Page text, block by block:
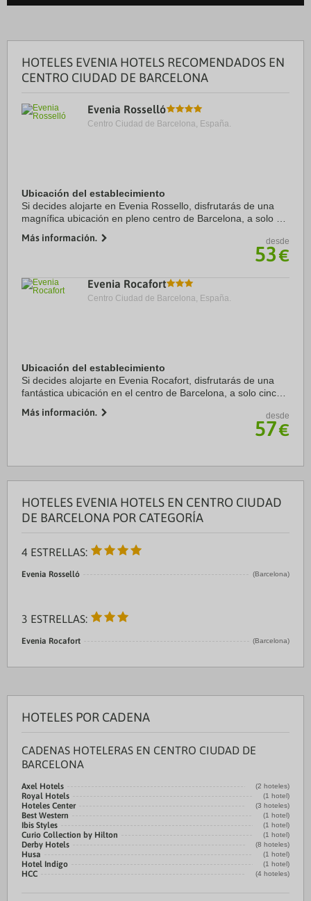
HOTELES EVENIA HOTELS RECOMENDADOS EN
CENTRO CIUDAD DE BARCELONA
Evenia Rosselló
Centro Ciudad de Barcelona, España.
Ubicación del establecimiento
Si decides alojarte en Evenia Rossello, disfrutarás de una
magnífica ubicación en pleno centro de Barcelona, a solo 15
este hotel se encuentra a 1,1 km ...
Más información. desde
53€
Evenia Rocafort
Centro Ciudad de Barcelona, España.
Ubicación del establecimiento
Si decides alojarte en Evenia Rocafort, disfrutarás de una
fantástica ubicación en el centro de Barcelona, a solo cinco
Barcelona. Además, este hotel se ...
Más información. desde
57€
HOTELES EVENIA HOTELS EN CENTRO CIUDAD
DE BARCELONA POR CATEGORÍA
4 ESTRELLAS:
Evenia Rosselló (Barcelona)
3 ESTRELLAS:
Evenia Rocafort (Barcelona)
HOTELES POR CADENA
CADENAS HOTELERAS EN CENTRO CIUDAD DE
BARCELONA
Axel Hotels (2 hoteles)
Royal Hotels (1 hotel)
Hoteles Center (3 hoteles)
Best Western (1 hotel)
Ibis Styles (1 hotel)
Curio Collection by Hilton (1 hotel)
Derby Hotels (8 hoteles)
Husa (1 hotel)
Hotel Indigo (1 hotel)
HCC (4 hoteles)